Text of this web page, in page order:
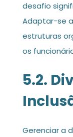
desafio
Adaptar-se
estruturas
os
5.2.
Gerenciar a